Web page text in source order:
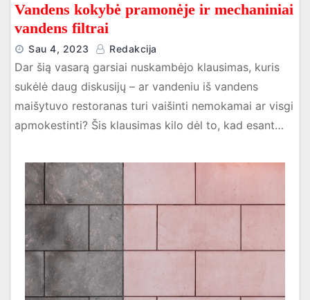
Vandens kokybė pramonėje ir mechaniniai
vandens filtrai
Sau 4, 2023 Redakcija
Dar šią vasarą garsiai nuskambėjo klausimas, kuris
sukėlė daug diskusijų – ar vandeniu iš vandens
maišytuvo restoranas turi vaišinti nemokamai ar visgi
apmokestinti? Šis klausimas kilo dėl to, kad esant…